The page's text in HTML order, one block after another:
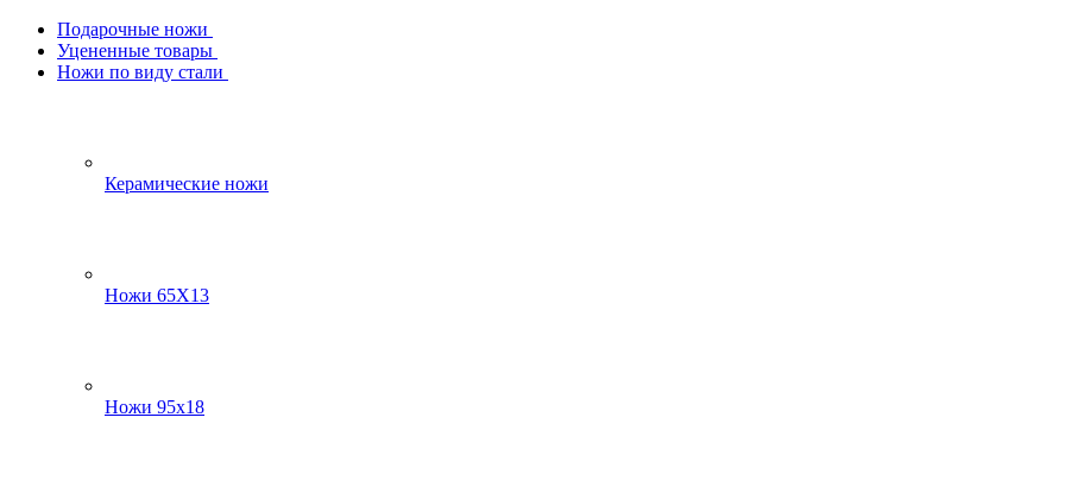
Подарочные ножи
Уцененные товары
Ножи по виду стали
Керамические ножи
Ножи 65Х13
Ножи 95х18